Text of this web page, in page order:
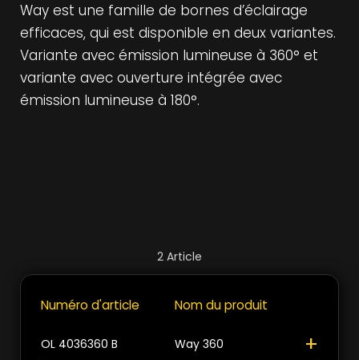
Way est une famille de bornes d’éclairage
efficaces, qui est disponible en deux variantes.
Variante avec émission lumineuse à 360° et
variante avec ouverture intégrée avec
émission lumineuse à 180°.
2 Article
Numéro d'article Nom du produit
OL 4036360 B Way 360 +
> >